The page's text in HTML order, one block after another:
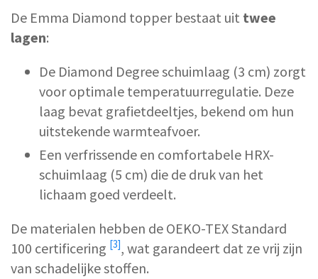
De Emma Diamond topper bestaat uit twee
lagen:
De Diamond Degree schuimlaag (3 cm) zorgt
voor optimale temperatuurregulatie. Deze
laag bevat grafietdeeltjes, bekend om hun
uitstekende warmteafvoer.
Een verfrissende en comfortabele HRX-
schuimlaag (5 cm) die de druk van het
lichaam goed verdeelt.
De materialen hebben de OEKO-TEX Standard
100 certificering [3], wat garandeert dat ze vrij zijn
van schadelijke stoffen.